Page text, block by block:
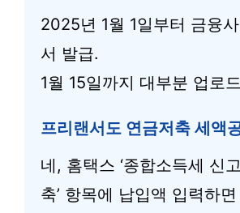
2025년 1월 1일부터 금융
서 발급.
1월 15일까지 대부분 업로
프리랜서도 연금저축 세액
네, 홈택스 ‘종합소득세 신고
축’ 항목에 납입액 입력하